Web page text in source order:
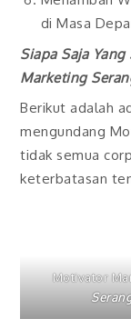
di Masa
Siapa Saja
Marketing
Berikut adalah
mengundang
tidak semua
keterbatasan
Motivator